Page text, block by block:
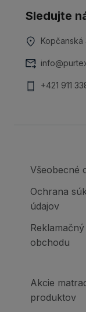
Sledujte
Kopčanská
+421 911
Všeobecné
Ochrana
údajov
obchodu
Akcie
produktov